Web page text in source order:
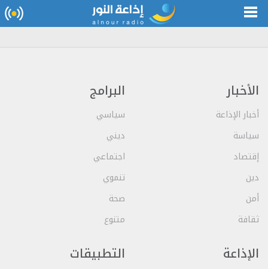
الأخبار
أخبار الإذاعة
سياسة
إقتصاد
دين
أمن
ثقافة
البرامج
سياسي
ديني
اجتماعي
تنموي
صحة
متنوع
الإذاعة التطبيقات